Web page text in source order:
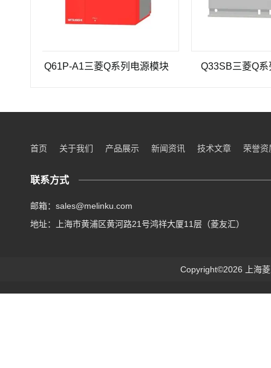
Q61P-A1三菱Q系列电源模块 Q33SB三菱Q系列PLC
首页 关于我们 产品展示 新闻资讯 技术文章 荣誉资
联系方式
邮箱：sales@melinku.com
地址：上海市黄浦区黄河路21号鸿祥大厦11层（菱友汇）
Copyright©2026 上海